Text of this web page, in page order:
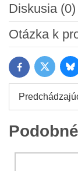
Diskusia (0)
Nový
Názov:
Meno:*
Otázka k
*
Váš e-mail:*
FacebookTwitter